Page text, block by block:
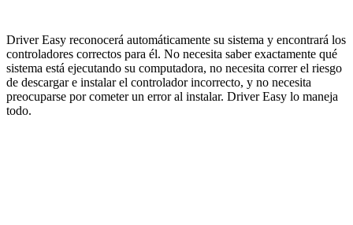
Driver Easy reconocerá automáticamente su sistema y encontrará los
controladores correctos para él. No necesita saber exactamente qué
sistema está ejecutando su computadora, no necesita correr el riesgo
de descargar e instalar el controlador incorrecto, y no necesita
preocuparse por cometer un error al instalar. Driver Easy lo maneja
todo.